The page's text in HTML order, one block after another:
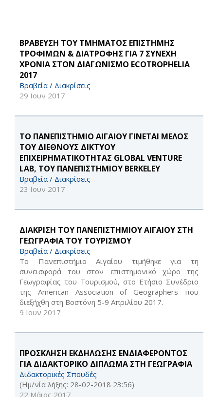
ΒΡΑΒΕΥΣΗ ΤΟΥ ΤΜΗΜΑΤΟΣ ΕΠΙΣΤΗΜΗΣ
ΤΡΟΦΙΜΩΝ & ΔΙΑΤΡΟΦΗΣ ΓΙΑ 7 ΣΥΝΕΧΗ
ΧΡΟΝΙΑ ΣΤΟΝ ΔΙΑΓΩΝΙΣΜΟ ECOTROPHELIA
2017
Βραβεία / Διακρίσεις
29 Ιουν 2017
ΤΟ ΠΑΝΕΠΙΣΤΗΜΙΟ ΑΙΓΑΙΟΥ ΓΙΝΕΤΑΙ ΜΕΛΟΣ
ΤΟΥ ΔΙΕΘΝΟΥΣ ΔΙΚΤΥΟΥ
ΕΠΙΧΕΙΡΗΜΑΤΙΚΟΤΗΤΑΣ GLOBAL VENTURE
LAB, ΤΟΥ ΠΑΝΕΠΙΣΤΗΜΙΟΥ BERKELEY
Βραβεία / Διακρίσεις
23 Ιουν 2017
ΔΙΑΚΡΙΣΗ ΤΟΥ ΠΑΝΕΠΙΣΤΗΜΙΟΥ ΑΙΓΑΙΟΥ ΣΤΗ
ΓΕΩΓΡΑΦΙΑ ΤΟΥ ΤΟΥΡΙΣΜΟΥ
Βραβεία / Διακρίσεις
Το Πανεπιστήμιο Αιγαίου τιμήθηκε για τη
συνεισφορά του στον επιστημονικό χώρο της
Γεωγραφίας του Τουρισμού, στο Ετήσιο Συνέδριο
της American Association of Geographers που
διεξήχθη στη Βοστόνη 5-9 Aπριλίου 2017.
9 Ιουν 2017
ΠΡΟΣΚΛΗΣΗ ΕΚΔΗΛΩΣΗΣ ΕΝΔΙΑΦΕΡΟΝΤΟΣ
ΓΙΑ ΔΙΔΑΚΤΟΡΙΚΟ ΔΙΠΛΩΜΑ ΣΤΗ ΓΕΩΓΡΑΦΙΑ
Διδακτορικές Σπουδές
(Ημ/νία λήξης: 28-02-2018 23:56)
22 Μάιος 2017